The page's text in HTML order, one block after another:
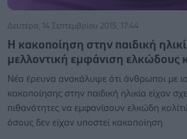
Δευτέρα, 14 Σεπτεμβρίου 2015, 17:44
Η κακοποίηση στην παιδική
μελλοντική εμφάνιση ελκώδους
Νέα έρευνα ανακάλυψε ότι άνθρωποι με
κακοποίησης στην παιδική ηλικία είχαν
πιθανότητες να εμφανίσουν ελκώδη
όσους δεν είχαν υποστεί κακοποίηση.